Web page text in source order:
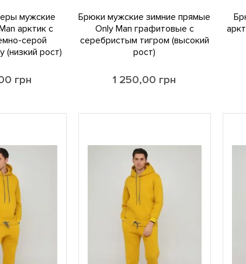
мужские
арктик с
серой
(низкий рост)
грн
Брюки мужские зимние прямые
Only Man графитовые с
серебристым тигром (высокий
рост)
1 250,00 грн